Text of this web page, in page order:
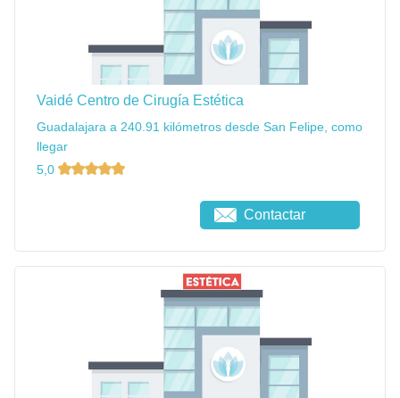
Vaidé Centro de Cirugía Estética
Guadalajara a 240.91 kilómetros desde San Felipe, como
llegar
5,0
Contactar